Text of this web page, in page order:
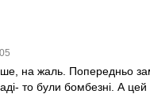
на жаль. Попередньо
то були бомбезні. А